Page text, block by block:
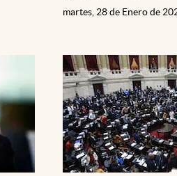
martes, 28 de Enero de